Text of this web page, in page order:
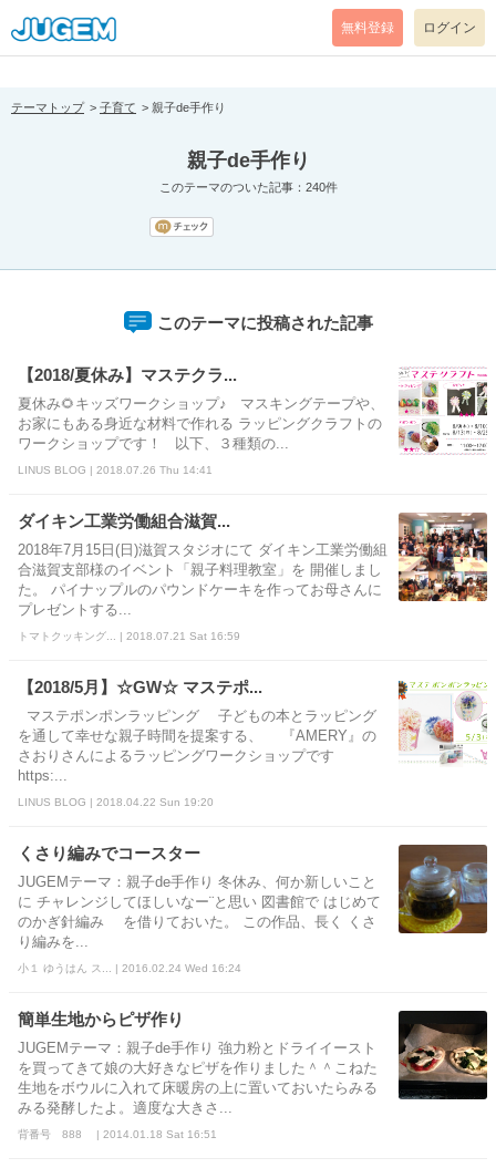
[pear_error: message="Success" code=0 mode=return level=notice
prefix="" info=""]
無料登録 ログイン
テーマトップ 子育て 親子de手作り
親子de手作り
このテーマのついた記事：240件
このテーマに投稿された記事
【2018/夏休み】マステクラ...
夏休み🌻キッズワークショップ♪ マスキングテープや、
お家にもある身近な材料で作れる ラッピングクラフトの
ワークショップです！ 以下、３種類の...
LINUS BLOG | 2018.07.26 Thu 14:41
ダイキン工業労働組合滋賀...
2018年7月15日(日)滋賀スタジオにて ダイキン工業労働組
合滋賀支部様のイベント「親子料理教室」を 開催しまし
た。 パイナップルのパウンドケーキを作ってお母さんに
プレゼントする...
トマトクッキング... | 2018.07.21 Sat 16:59
【2018/5月】☆GW☆ マステポ...
マステポンポンラッピング 子どもの本とラッピング
を通して幸せな親子時間を提案する、 『AMERY』の
さおりさんによるラッピングワークショップです
https:...
LINUS BLOG | 2018.04.22 Sun 19:20
くさり編みでコースター
JUGEMテーマ：親子de手作り 冬休み、何か新しいこと
に チャレンジしてほしいなー¨と思い 図書館で はじめて
のかぎ針編み を借りておいた。 この作品、長く くさ
り編みを...
小１ ゆうはん ス... | 2016.02.24 Wed 16:24
簡単生地からピザ作り
JUGEMテーマ：親子de手作り 強力粉とドライイースト
を買ってきて娘の大好きなピザを作りました＾＾こねた
生地をボウルに入れて床暖房の上に置いておいたらみる
みる発酵したよ。適度な大きさ...
背番号 888 | 2014.01.18 Sat 16:51